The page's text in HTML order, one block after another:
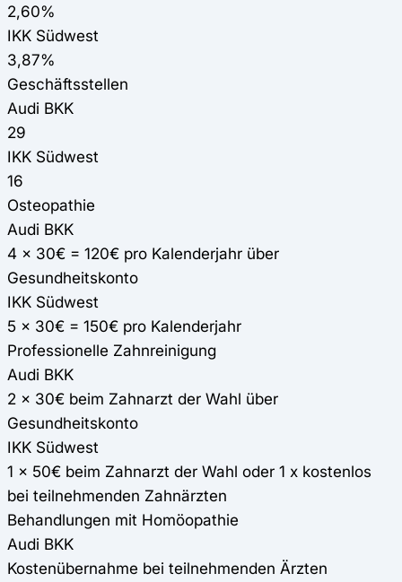
2,60%
IKK Südwest
3,87%
Geschäftsstellen
Audi BKK
29
IKK Südwest
16
Osteopathie
Audi BKK
4 x 30€ = 120€ pro Kalenderjahr über
Gesundheitskonto
IKK Südwest
5 x 30€ = 150€ pro Kalenderjahr
Professionelle Zahnreinigung
Audi BKK
2 x 30€ beim Zahnarzt der Wahl über
Gesundheitskonto
IKK Südwest
1 x 50€ beim Zahnarzt der Wahl oder 1 x kostenlos
bei teilnehmenden Zahnärzten
Behandlungen mit Homöopathie
Audi BKK
Kostenübernahme bei teilnehmenden Ärzten